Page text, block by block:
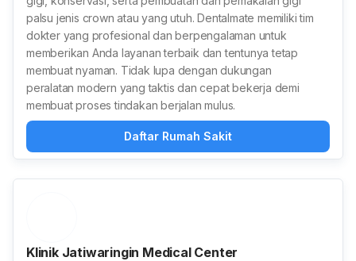
palsu jenis crown atau yang utuh. Dentalmate memiliki tim
dokter yang profesional dan berpengalaman untuk
memberikan Anda layanan terbaik dan tentunya tetap
membuat nyaman. Tidak lupa dengan dukungan
peralatan modern yang taktis dan cepat bekerja demi
membuat proses tindakan berjalan mulus.
Daftar Rumah Sakit
Klinik Jatiwaringin Medical Center